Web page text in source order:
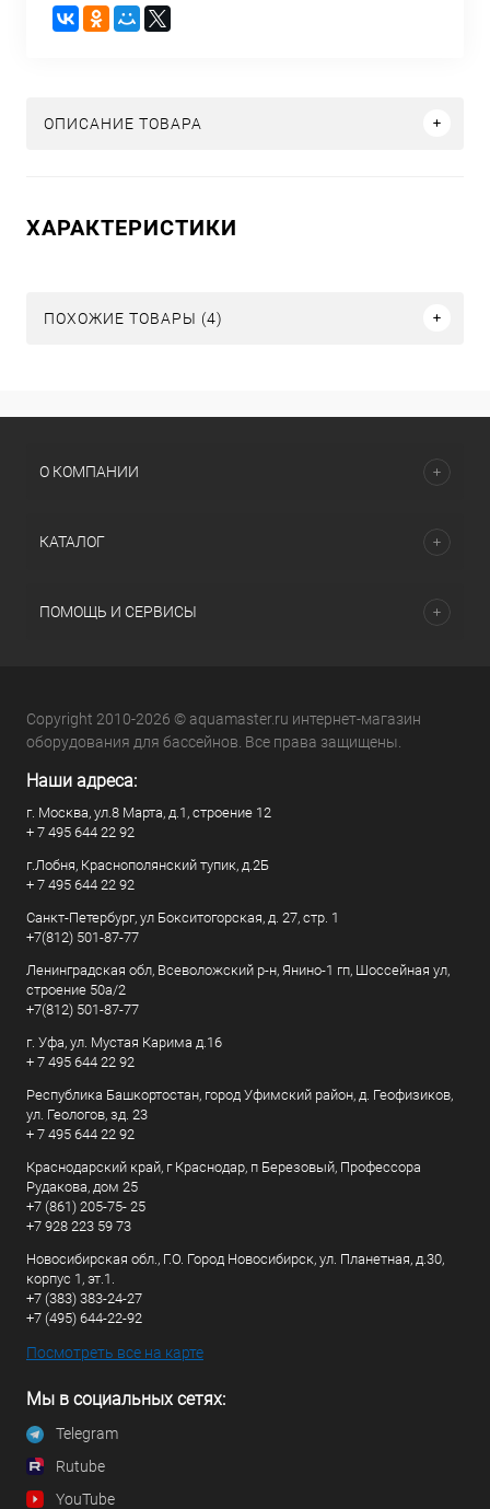
ОПИСАНИЕ ТОВАРА
ХАРАКТЕРИСТИКИ
ПОХОЖИЕ ТОВАРЫ (4)
О КОМПАНИИ
КАТАЛОГ
ПОМОЩЬ И СЕРВИСЫ
Copyright 2010-2026 © aquamaster.ru интернет-магазин
оборудования для бассейнов. Все права защищены.
Наши адреса:
г. Москва, ул.8 Марта, д.1, строение 12
+ 7 495 644 22 92
г.Лобня, Краснополянский тупик, д.2Б
+ 7 495 644 22 92
Санкт-Петербург, ул Бокситогорская, д. 27, стр. 1
+7(812) 501-87-77
Ленинградская обл, Всеволожский р-н, Янино-1 гп, Шоссейная ул,
строение 50а/2
+7(812) 501-87-77
г. Уфа, ул. Мустая Карима д.16
+ 7 495 644 22 92
Республика Башкортостан, город Уфимский район, д. Геофизиков,
ул. Геологов, зд. 23
+ 7 495 644 22 92
Краснодарский край, г Краснодар, п Березовый, Профессора
Рудакова, дом 25
+7 (861) 205-75- 25
+7 928 223 59 73
Новосибирская обл., Г.О. Город Новосибирск, ул. Планетная, д.30,
корпус 1, эт.1.
+7 (383) 383-24-27
+7 (495) 644-22-92
Посмотреть все на карте
Мы в социальных сетях:
Telegram
Rutube
YouTube